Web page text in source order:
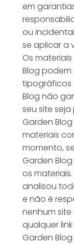
em
ou
se aplicar a
Os
Blog podem
tipográficos
Blog não
seu site
Garden
materiais
momento,
Garden
os
analisou
e não é
nenhum
qualquer
Garden